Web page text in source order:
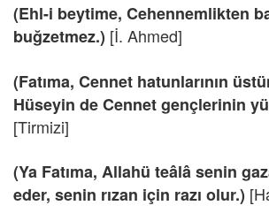
(Ehl-i beytime, Cehennemlikten
buğzetmez.) [İ. Ahmed]
(Fatıma, Cennet hatunlarının
Hüseyin de Cennet gençlerinin
[Tirmizi]
(Ya Fatıma, Allahü teâlâ senin
eder, senin rızan için razı olur.)